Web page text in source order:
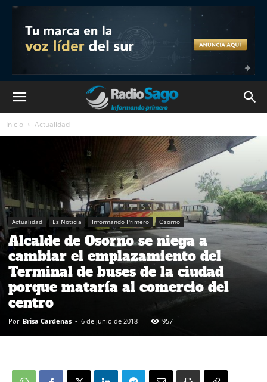
Inicio Actualidad
Actualidad Es Noticia Informando Primero Osorno
Alcalde de Osorno se niega a
cambiar el emplazamiento del
Terminal de buses de la ciudad
porque mataría al comercio del
centro
Por Brisa Cardenas - 6 de junio de 2018 957